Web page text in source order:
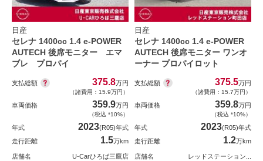
日産
セレナ 1400cc 1.4 e-POWER
AUTECH 後席モニター エマ
ブレ プロパイ
支払総額 375.8万円
（諸費用：15.9万円）
車両価格 359.9万円
（税込 *10%）
年式 2023(R05)年式
走行距離
1.5万km
店舗名 U-Carひろば三鷹店
日産
セレナ 1400cc 1.4 e-POWER
AUTECH 後席モニター ワンオ
ーナー プロパイロット
支払総額 375.5万円
（諸費用：15.7万円）
車両価格 359.8万円
（税込 *10%）
年式 2023(R05)年式
走行距離
1.2万km
店舗名 レッドステーション...